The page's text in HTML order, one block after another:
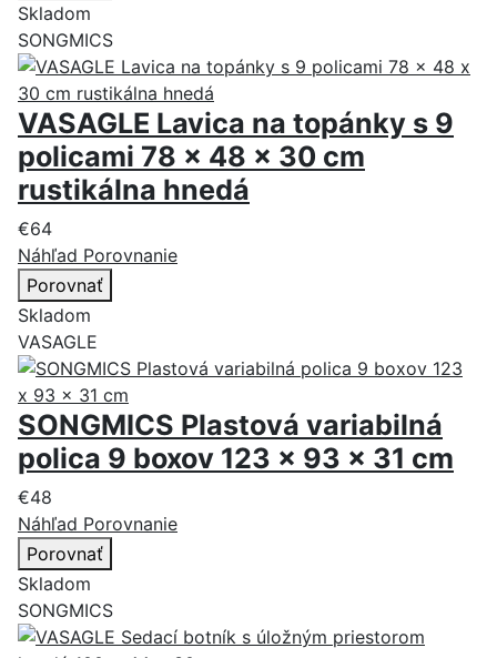
Skladom
SONGMICS
VASAGLE Lavica na topánky s 9
policami 78 x 48 x 30 cm
rustikálna hnedá
€64
Náhľad Porovnanie
Porovnať
Skladom
VASAGLE
SONGMICS Plastová variabilná
polica 9 boxov 123 x 93 x 31 cm
€48
Náhľad Porovnanie
Porovnať
Skladom
SONGMICS